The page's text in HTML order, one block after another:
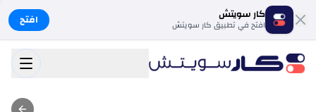
كار سويتش
افتح في تطبيق كار سويتش افتح